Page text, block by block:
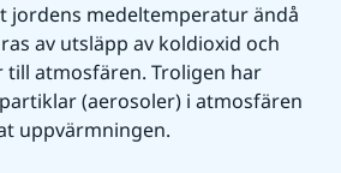
jordens medeltemperatur ändå
av utsläpp av koldioxid och
till atmosfären. Troligen har
(aerosoler) i atmosfären
uppvärmningen.